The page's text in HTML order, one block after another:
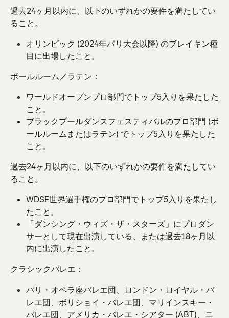
過去24ヶ月以内に、以下のいずれかの要件を満たしてい
ること。
オリンピック (2024年パリ大会以降) のブレイキン種
目に出場したこと。
ボールルーム／ラテン：
ワールドオープンプロ部門でトップ5入りを果たした
こと。
ブラックプールダンスフェスティバルのプロ部門 (ボ
ールルームまたはラテン) でトップ5入りを果たした
こと。
過去24ヶ月以内に、以下のいずれかの要件を満たしてい
ること。
WDSF世界選手権のプロ部門でトップ5入りを果たし
たこと。
「ダンシング・ウィズ・ザ・スターズ」にプロダン
サーとして現在出演している、または過去18ヶ月以
内に出演したこと。
クラシックバレエ：
パリ・オペラ座バレエ団、ロンドン・ロイヤル・バ
レエ団、ボリショイ・バレエ団、マリインスキー・
バレエ団、アメリカ・バレエ・シアター (ABT)、ニ